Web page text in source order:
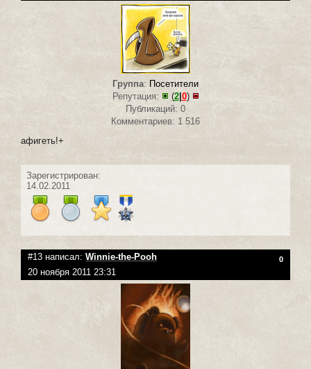
Группа: Посетители
Репутация:
(2| 0)
Публикаций: 0
Комментариев: 1 516
афигеть!+
Зарегистрирован:
14.02.2011
#13 написал: Winnie-the-Pooh 0
20 ноября 2011 23:31